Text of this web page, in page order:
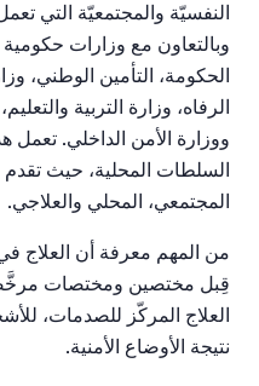
النفسيّة والمجتمعيّة التي
وبالتعاون مع وزارات حكومية
الحكومة، التأمين الوطني،
الرفاه، وزارة التربية والتعليم،
ووزارة الأمن الداخلي. تعمل
السلطات المحلية، حيث تقدم
المجتمعي، المحلي والعلاجي.
من المهم معرفة أن العلاج
قِبل مختصين ومختصات
العلاج المركّز للصدمات،
نتيجة الأوضاع الأمنية.